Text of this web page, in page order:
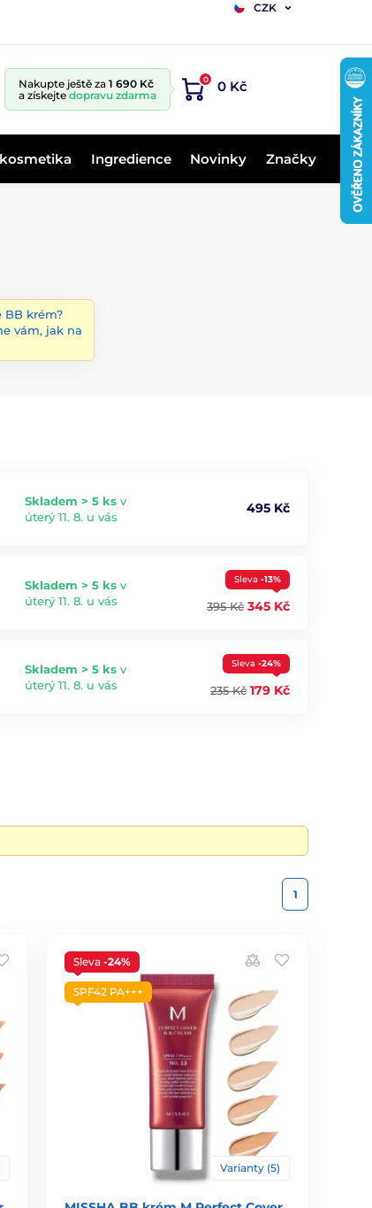
CZK
Nakupte ještě za 1 690 Kč
a získejte dopravu zdarma
0 0 Kč
Ingredience Novinky Značky
BB krém?
vám, jak na
Skladem > 5 ks v
úterý 11. 8. u vás
495 Kč
Skladem > 5 ks v
úterý 11. 8. u vás
Sleva -13%
395 Kč 345 Kč
Skladem > 5 ks v
úterý 11. 8. u vás
Sleva -24%
235 Kč 179 Kč
1
Sleva-24%
SPF42 PA+++
Varianty (5)